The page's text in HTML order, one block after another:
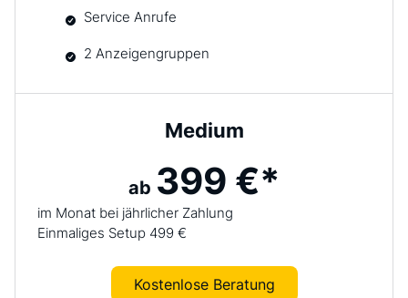
Service Anrufe
2 Anzeigengruppen
Medium
ab 399 €*
im Monat bei jährlicher Zahlung
Einmaliges Setup 499 €
Kostenlose Beratung